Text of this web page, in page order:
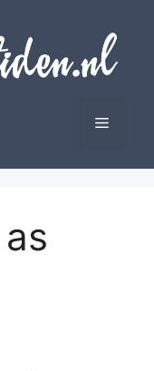
Menu